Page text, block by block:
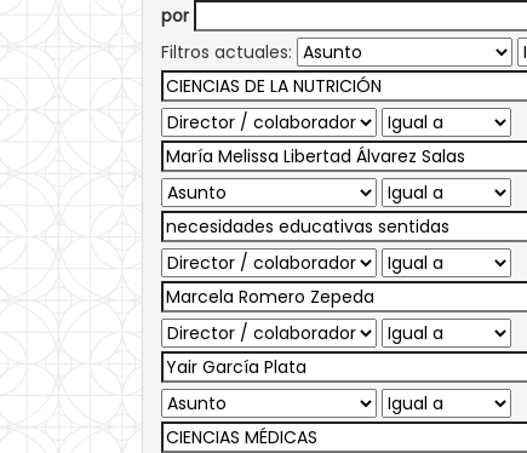
por
Filtros actuales: